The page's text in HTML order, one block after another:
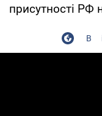
присутності РФ